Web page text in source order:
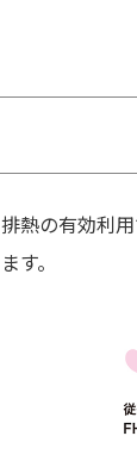
排熱の有効利
ます。